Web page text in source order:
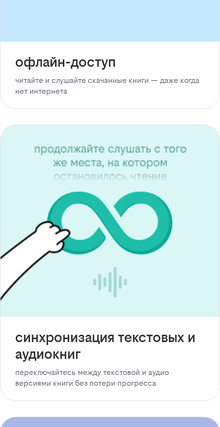
офлайн-доступ
читайте и слушайте скачанные книги — даже когда
нет интернета
синхронизация текстовых и
аудиокниг
переключайтесь между текстовой и аудио
версиями книги без потери прогресса